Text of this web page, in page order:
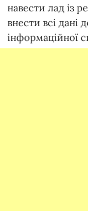
навести лад із
внести всі дані
інформаційної